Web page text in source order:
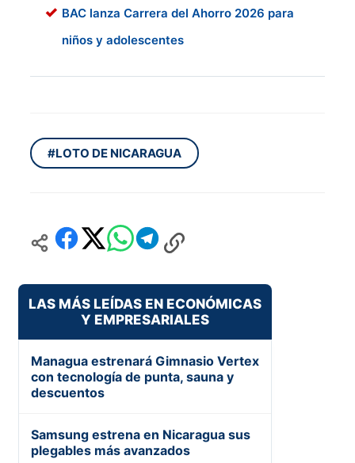
BAC lanza Carrera del Ahorro 2026 para
niños y adolescentes
#LOTO DE NICARAGUA
LAS MÁS LEÍDAS EN ECONÓMICAS
Y EMPRESARIALES
Managua estrenará Gimnasio Vertex
con tecnología de punta, sauna y
descuentos
Samsung estrena en Nicaragua sus
plegables más avanzados